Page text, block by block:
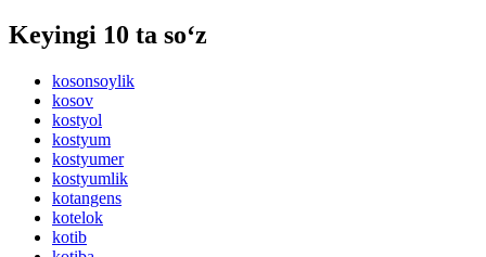
Keyingi 10 ta so‘z
kosonsoylik
kosov
kostyol
kostyum
kostyumer
kostyumlik
kotangens
kotelok
kotib